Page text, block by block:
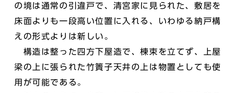
の境は通常の引違戸で、清宮家に見られた、敷居を
床面よりも一段高い位置に入れる、いわゆる納戸構
えの形式よりは新しい。
構造は整った四方下屋造で、棟束を立てず、上屋
梁の上に張られた竹簀子天井の上は物置としても使
用が可能である。